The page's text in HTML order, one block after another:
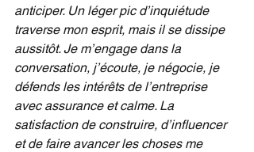
anticiper. Un léger pic d’inquiétude
traverse mon esprit, mais il se dissipe
aussitôt. Je m’engage dans la
conversation, j’écoute, je négocie, je
défends les intérêts de l’entreprise
avec assurance et calme. La
satisfaction de construire, d’influencer
et de faire avancer les choses me